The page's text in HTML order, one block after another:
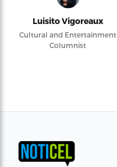
Luisito Vigoreaux
Cultural and Entertainment
Columnist